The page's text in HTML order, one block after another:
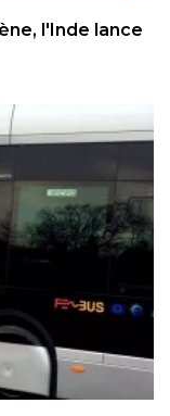
l'Inde lance